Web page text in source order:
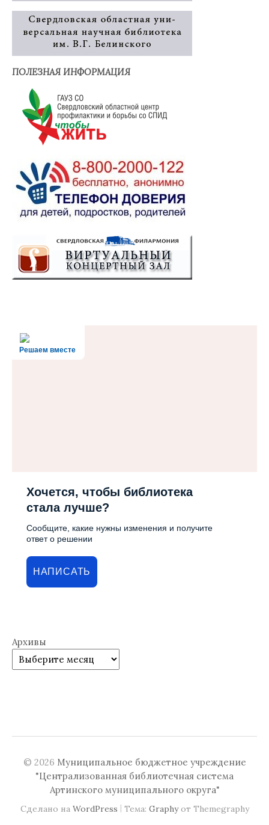
ПОЛЕЗНАЯ ИНФОРМАЦИЯ
Решаем вместе
Хочется, чтобы библиотека
стала лучше?
Сообщите, какие нужны изменения и получите
ответ о решении
НАПИСАТЬ
Архивы
© 2026 Муниципальное бюджетное учреждение
"Централизованная библиотечная система
Артинского муниципального округа"
Сделано на WordPress | Тема: Graphyот Themegraphy